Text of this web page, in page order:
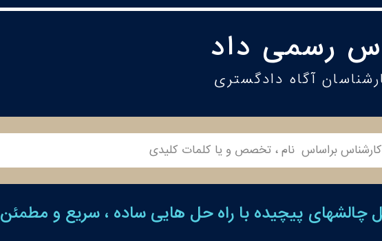
رسمی داد
آگاه دادگستری
چالشهای پیچیده با راه حل هایی ساده ، سریع و مطمئن